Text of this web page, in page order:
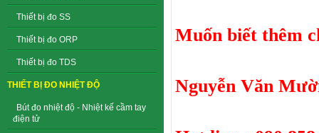
Thiết bị đo SS
Thiết bị đo ORP
Thiết bị đo TDS
THIẾT BỊ ĐO NHIỆT ĐỘ
Bút đo nhiệt độ - Nhiệt kế cầm tay
điện tử
Muốn biết thêm
Nguyễn Văn